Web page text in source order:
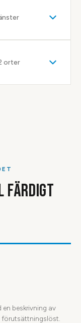
orter
FÄRDIGT
en beskrivning av